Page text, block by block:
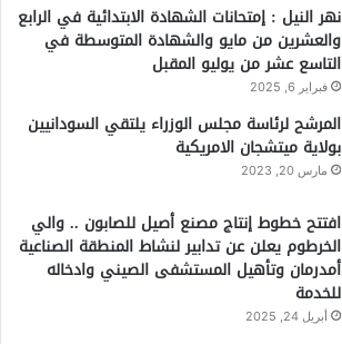
نهر النيل : إمتحانات الشهادة الابتدائية في الرابع
والعشرين من مايو والشهادة المتوسطة في
التاسع عشر من يوليو المقبل
فبراير 6, 2025
المرشح لرئاسة مجلس الوزراء يلتقي السودانيين
بولاية ميتشجان الامريكية
مارس 20, 2023
افتتح خطوط إنتاج مصنع أصيل للصابون .. والي
الخرطوم يعلن عن تدابير لنشاط المنطقة الصناعية
أمدرمان وتأهيل المستشفى الصيني وادخاله
للخدمة
أبريل 24, 2025